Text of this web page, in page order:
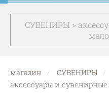
СУВЕНИРЫ >
магазин
СУВЕНИРЫ
aксессуары и